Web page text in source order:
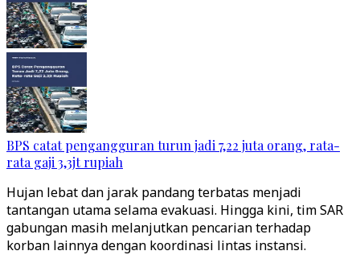
BPS catat pengangguran turun jadi 7,22 juta orang, rata-
rata gaji 3,3jt rupiah
Hujan lebat dan jarak pandang terbatas menjadi
tantangan utama selama evakuasi. Hingga kini, tim SAR
gabungan masih melanjutkan pencarian terhadap
korban lainnya dengan koordinasi lintas instansi.